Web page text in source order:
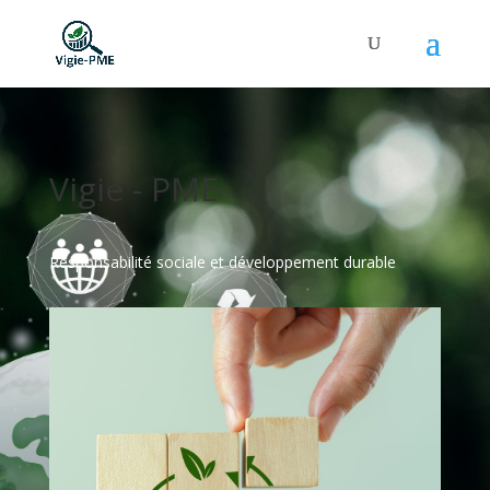
Vigie - PME
Responsabilité sociale et développement durable